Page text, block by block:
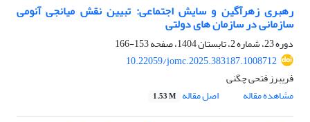
رهبری زهرآگین و سایش اجتماعی: تبیین نقش میانجی آنومی
سازمانی در سازمان های دولتی
دوره 23، شماره 2، تابستان 1404، صفحه
153-166
10.22059/jomc.2025.383187.1008712
فریبرز فتحی چگنی
مشاهده مقاله
اصل مقاله 1.53 M